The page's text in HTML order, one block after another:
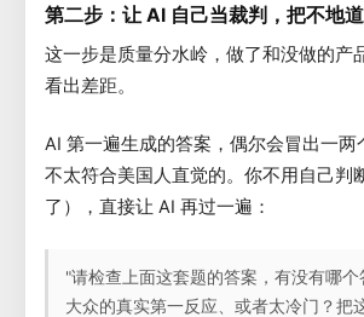
第二步：让 AI 自己当裁判，把不地
这一步是质量分水岭，做了和没做的产
看出差距。
AI 第一遍生成的答案，偶尔会冒出一两
不太符合美国人直觉的。你不用自己判
了），直接让 AI 再过一遍：
"请检查上面这套题的答案，有没有哪
大众的真实第一反应、或者太冷门？把